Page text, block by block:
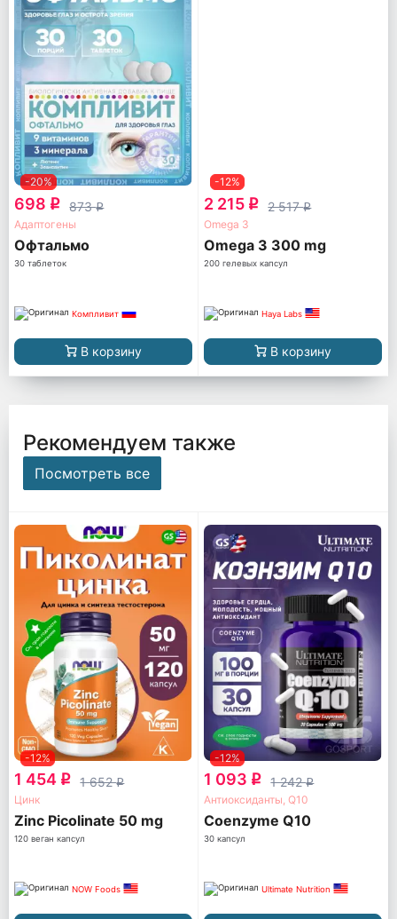
-20%
698 q 873q
Адаптогены
Офтальмо
30 таблеток
Компливит
В корзину
-12%
2 215 q 2 517q
Omega 3
Omega 3 300 mg
200 гелевых капсул
Haya Labs
В корзину
Рекомендуем также
Посмотреть все
-12%
1 454 q 1 652q
Цинк
Zinc Picolinate 50 mg
120 веган капсул
NOW Foods
-12%
1 093 q 1 242q
Антиоксиданты, Q10
Coenzyme Q10
30 капсул
Ultimate Nutrition